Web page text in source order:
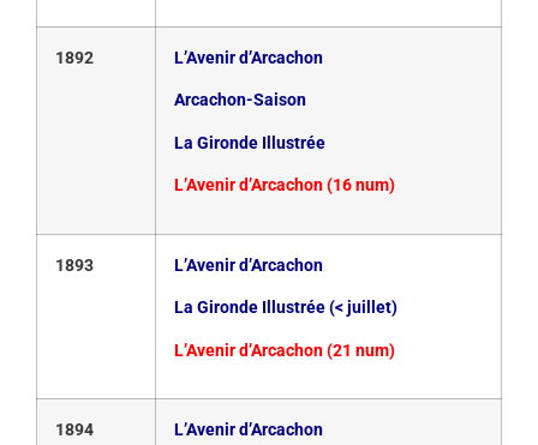
1892 L’Avenir d’Arcachon
Arcachon-Saison
La Gironde Illustrée
L’Avenir d’Arcachon (16 num)
1893 L’Avenir d’Arcachon
La Gironde Illustrée (< juillet)
L’Avenir d’Arcachon (21 num)
1894 L’Avenir d’Arcachon